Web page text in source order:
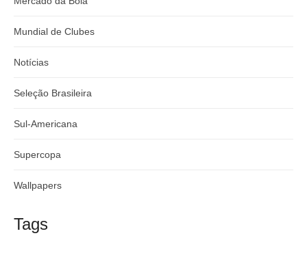
Mundial de Clubes
Notícias
Seleção Brasileira
Sul-Americana
Supercopa
Wallpapers
Tags